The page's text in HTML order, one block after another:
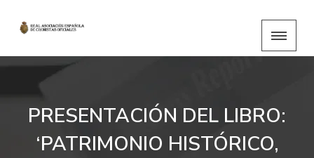
PRESENTACIÓN DEL LIBRO:
‘PATRIMONIO HISTÓRICO,